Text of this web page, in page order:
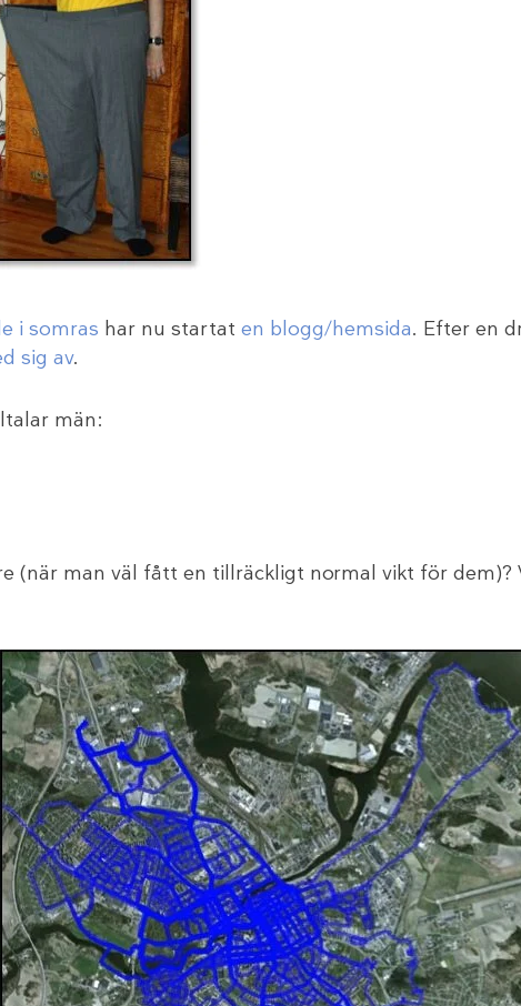
i somras har nu startat en blogg/hemsida. Efter en
sig av.
män:
(när man väl fått en tillräckligt normal vikt för dem)?